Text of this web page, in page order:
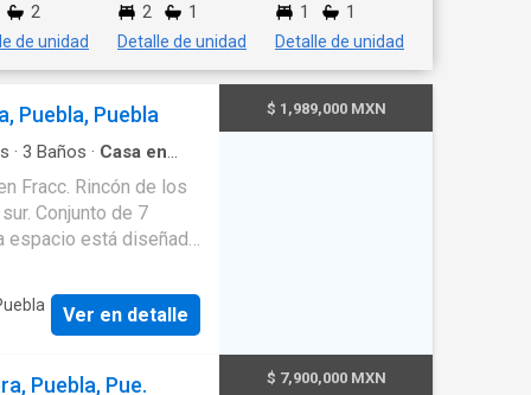
2
de unidad
2 1
Detalle de unidad
1 1
Detalle de unidad
Puebla, Puebla
· 3 Baños · Casa en
Fracc. Rincón de los
Conjunto de 7
espacio está diseñado
con acabados de
cuenta con todo
y versátil:
Ver en detalle
$ 1,989,000 MXN
Puebla, Pue. $ 7,900,000 MXN